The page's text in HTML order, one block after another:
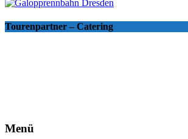
Tourenpartner – Catering
Menü